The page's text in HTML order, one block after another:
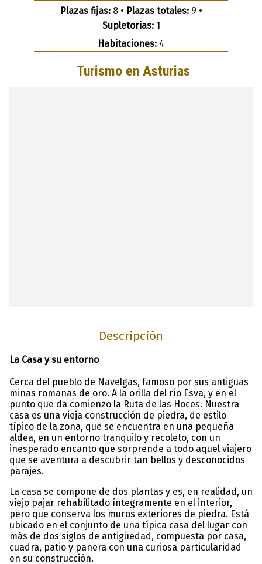
Plazas fijas:8 • Plazas totales:9 •
Supletorias:1
Habitaciones: 4
Descripción
La Casa y su entorno
Cerca del pueblo de Navelgas, famoso por sus antiguas
minas romanas de oro. A la orilla del río Esva, y en el
punto que da comienzo la Ruta de las Hoces. Nuestra
casa es una vieja construcción de piedra, de estilo
típico de la zona, que se encuentra en una pequeña
aldea, en un entorno tranquilo y recoleto, con un
inesperado encanto que sorprende a todo aquel viajero
que se aventura a descubrir tan bellos y desconocidos
parajes.
La casa se compone de dos plantas y es, en realidad, un
viejo pajar rehabilitado íntegramente en el interior,
pero que conserva los muros exteriores de piedra. Está
ubicado en el conjunto de una típica casa del lugar con
más de dos siglos de antigüedad, compuesta por casa,
cuadra, patio y panera con una curiosa particularidad
en su construcción.